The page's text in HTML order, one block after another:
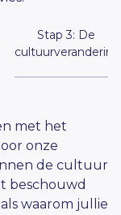
Stap 3: De
cultuurverandering
met het
onze
de cultuur
beschouwd
waarom jullie
zoals ze
Dit heeft
te gaan
elkaar de
willen we
om de
deze